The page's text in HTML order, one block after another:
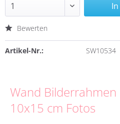
Bewerten
Artikel-Nr.: SW10534
Wand
10x15 cm Fotos